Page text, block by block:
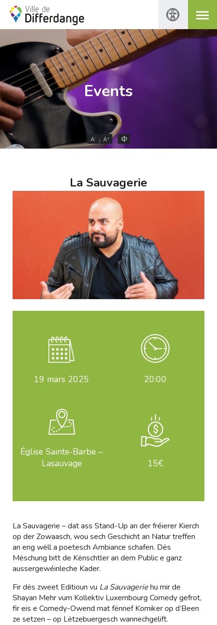
Events
A- A+
La Sauvagerie
19 mars 2025 20:00
Église Sainte-Barbe –
Lasauvage
15€
La Sauvagerie – dat ass Stand-Up an der fréierer Kierch
op der Zowaasch, wou sech Geschicht an Natur treffen
an eng wëll a poetesch Ambiance schafen. Dës
Mëschung bitt de Kënschtler an dem Public e ganz
aussergewéinleche Kader.
Fir dës zweet Editioun vu La Sauvageriehu mir de
Shayan Mehr vum Kollektiv Luxembourg Comedy gefrot,
fir eis e Comedy-Owend mat fënnef Komiker op d’Been
ze setzen – op Lëtzebuergesch wannechgelift.